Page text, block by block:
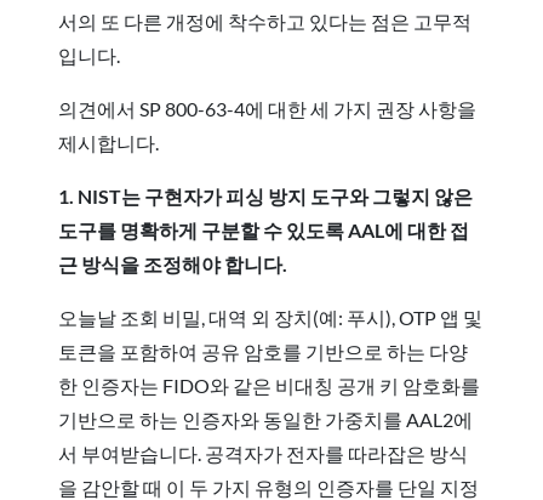
서의 또 다른 개정에 착수하고 있다는 점은 고무적
입니다.
의견에서 SP 800-63-4에 대한 세 가지 권장 사항을
제시합니다.
1. NIST는 구현자가 피싱 방지 도구와 그렇지 않은
도구를 명확하게 구분할 수 있도록 AAL에 대한 접
근 방식을 조정해야 합니다.
오늘날 조회 비밀, 대역 외 장치(예: 푸시), OTP 앱 및
토큰을 포함하여 공유 암호를 기반으로 하는 다양
한 인증자는 FIDO와 같은 비대칭 공개 키 암호화를
기반으로 하는 인증자와 동일한 가중치를 AAL2에
서 부여받습니다. 공격자가 전자를 따라잡은 방식
을 감안할 때 이 두 가지 유형의 인증자를 단일 지정